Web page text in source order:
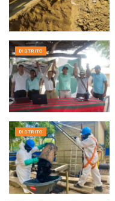
DISTRITO
DISTRITO